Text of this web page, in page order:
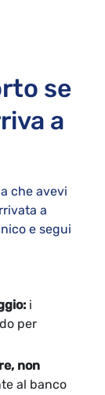
se
a
che avevi
a
e segui
i
per
non
al banco